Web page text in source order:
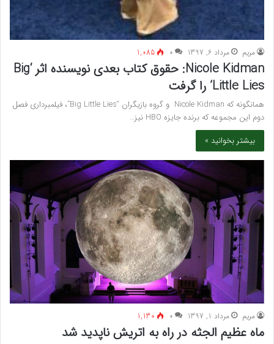
مريم مرداد 6, 1397 ۰ 1,085
Nicole Kidman: حقوق کتاب بعدی نویسنده اثر ‘Big
Little Lies’ را گرفت
همانگونه که Nicole Kidman و گروه بازیگران “Big Little Lies”، فیلمبرداری فصل
دوم این مجموعه که برنده جایزه HBO نیز…
بیشتر بخوانید »
مريم مرداد 1, 1397 ۰ 1,130
ماه عظیم الجثه در راه به اتریش ناپدید شد